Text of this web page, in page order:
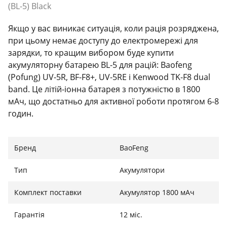
(BL-5) Black
Якщо у вас виникає ситуація, коли рація розряджена,
при цьому немає доступу до електромережі для
зарядки, то кращим вибором буде купити
акумуляторну батарею BL-5 для рацій: Baofeng
(Pofung) UV-5R, BF-F8+, UV-5RE і Kenwood TK-F8 dual
band. Це літій-іонна батарея з потужністю в 1800
мАч, що достатньо для активної роботи протягом 6-8
годин.
Про акумулятор позитивно відреагують туристи,
співробітники охоронних служб.
Бренд BaoFeng
Тип Акумулятори
Комплект поставки Акумулятор 1800 мАч
Гарантія 12 міс.